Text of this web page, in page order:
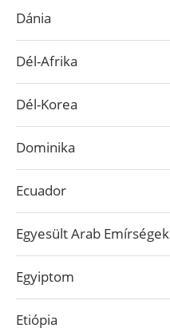
Dánia
Dél-Afrika
Dél-Korea
Dominika
Ecuador
Egyesült Arab Emírségek
Egyiptom
Etiópia